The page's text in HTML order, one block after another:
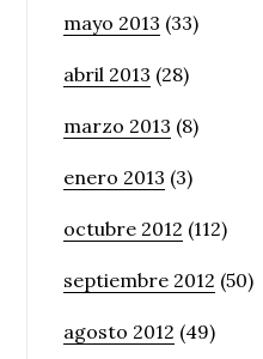
mayo 2013 (33)
abril 2013 (28)
marzo 2013 (8)
enero 2013 (3)
octubre 2012 (112)
septiembre 2012 (50)
agosto 2012 (49)